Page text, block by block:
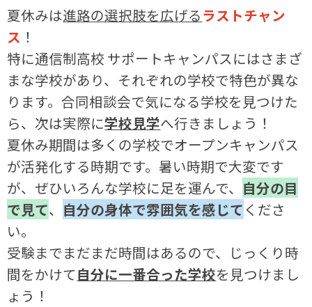
夏休みは進路の選択肢を広げるラストチャン
ス ！
特に通信制高校 サポートキャンパスにはさまざ
まな学校があり、それぞれの学校で特色が異な
ります。合同相談会で気になる学校を見つけた
ら、次は実際に学校見学へ行きましょう！
夏休み期間は多くの学校でオープンキャンパス
が活発化する時期です。暑い時期で大変です
が、ぜひいろんな学校に足を運んで、 自分の目
で見て、 自分の身体で雰囲気を感じて くださ
い。
受験までまだまだ時間はあるので、じっくり時
間をかけて自分に一番合った学校を見つけまし
ょう！